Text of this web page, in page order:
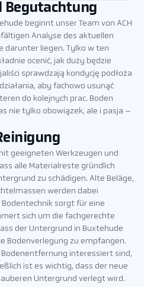
Begutachtung
beginnt unser Team von ACH
Analyse des aktuellen
darunter liegen. Tylko w ten
ocenić, jak duży będzie
sprawdzają kondycję podłoża
aby fachowo usunąć
do kolejnych prac. Boden
nie tylko obowiązek, ale i pasja –
geeigneten Werkzeugen und
alle Materialreste gründlich
zu schädigen. Alte Beläge,
werden dabei
sorgt für eine
sich um die fachgerechte
der Untergrund in Buxtehude
Bodenverlegung zu empfangen.
Bodenentfernung interessiert sind,
ist es wichtig, dass der neue
Untergrund verlegt wird.